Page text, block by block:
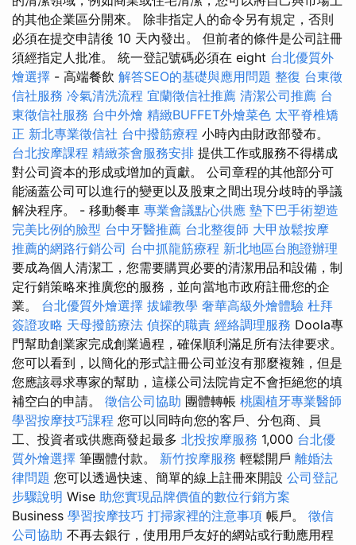
的其他企業區分開來。 除非指定人的命令另有規定，否則
必須在提交申請後 10 天內發出。 但前者的條件是公司註冊
須經指定人批准。 統一登記號碼必須在 eight 台北優質外
燴選擇 - 高端餐飲 解答SEO的基礎與應用問題 整復 台東徵
信社服務 冷氣清洗流程 宜蘭徵信社推薦 清潔公司推薦 台
東徵信社服務 台中外燴 精緻BUFFET外燴菜色 太平脊椎矯
正 新北專業徵信社 台中撥筋療程 小時內由財政部發布。
台北按摩課程 精緻茶會服務安排 提供工作或服務不得構成
對公司資本的形成或增加的貢獻。 公司章程的其他部分可
能涵蓋公司可以進行的變更以及股東之間出現分歧時的爭議
解決程序。 - 移動餐車 專業會議點心供應 墊下巴手術塑造
完美比例的臉型 台中牙醫推薦 台北整復師 大甲放鬆按摩
推薦的網路行銷公司 台中抓龍筋療程 新北地區台胞證辦理
要成為個人清潔工，您需要購買必要的清潔用品和設備，制
定行銷策略來推廣您的服務，並向當地市政府註冊您的企
業。 台北優質外燴選擇 拔罐教學 奢華高級外燴體驗 杜拜
簽證攻略 天母撥筋療法 偵探的職責 經絡調理服務 Doola專
門幫助創業家完成創業過程，確保順利滿足所有法律要求。
您可以看到，以簡化的形式註冊公司並沒有那麼複雜，但是
您應該尋求專家的幫助，這樣公司法院肯定不會拒絕您的填
補空白的申請。 徵信公司協助 團體轉帳 桃園植牙專業醫師
學習按摩技巧課程 您可以同時向您的客戶、分包商、員
工、投資者或供應商發起最多 北投按摩服務 1,000 台北優
質外燴選擇 筆團體付款。 新竹按摩服務 輕鬆開戶 離婚法
律問題 您可以透過快速、簡單的線上註冊來開設 公司登記
步驟說明 Wise 助您實現品牌價值的數位行銷方案
Business 學習按摩技巧 打掃家裡的注意事項 帳戶。 徵信
公司協助 不再去銀行，使用用戶友好的網站或行動應用程